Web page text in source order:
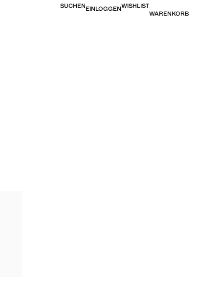
SUCHENEINLOGGENWISHLIST
WARENKORB